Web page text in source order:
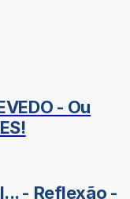
- Ou
- Reflexão -